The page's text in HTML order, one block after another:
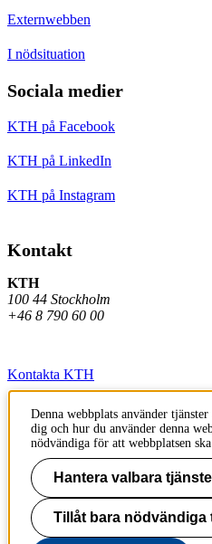
Externwebben
I nödsituation
Sociala medier
KTH på Facebook
KTH på LinkedIn
KTH på Instagram
Kontakt
KTH
100 44 Stockholm
+46 8 790 60 00
Kontakta KTH
Jobba på KTH
Press och media
Faktura och betalning KTH
Om KTH:s webbplatser
Denna webbplats använder
dig och hur du använder denna
nödvändiga för att webbplatsen
Hantera valbara
Tillåt bara nödvändiga